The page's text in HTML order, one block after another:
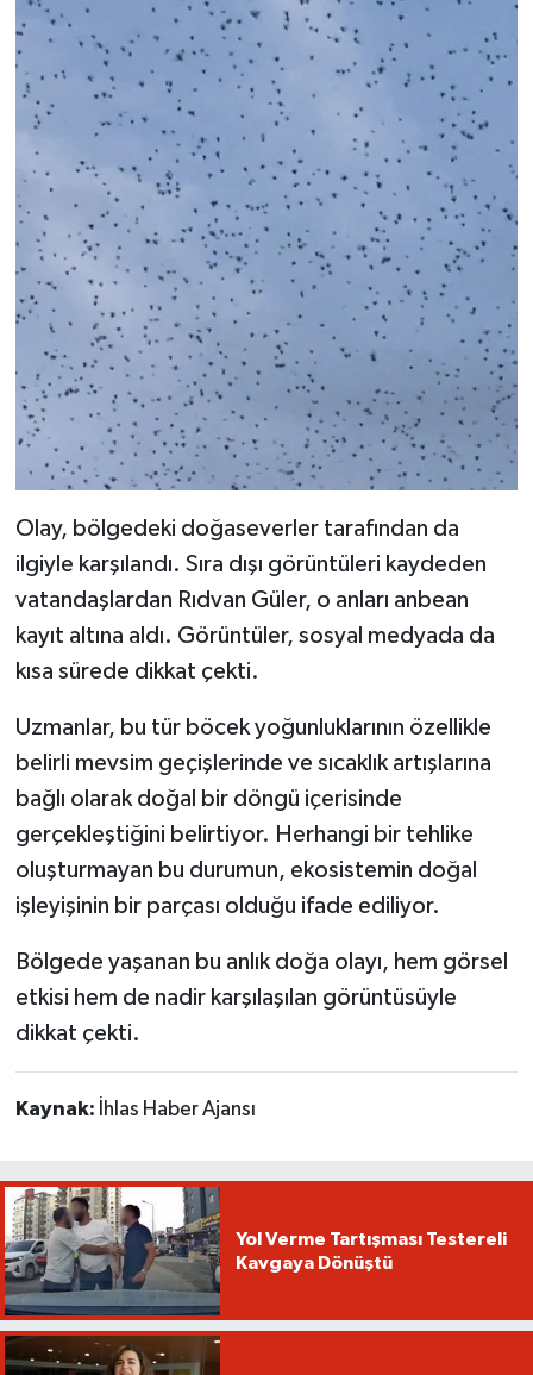
Olay, bölgedeki doğaseverler tarafından da
ilgiyle karşılandı. Sıra dışı görüntüleri kaydeden
vatandaşlardan Rıdvan Güler, o anları anbean
kayıt altına aldı. Görüntüler, sosyal medyada da
kısa sürede dikkat çekti.
Uzmanlar, bu tür böcek yoğunluklarının özellikle
belirli mevsim geçişlerinde ve sıcaklık artışlarına
bağlı olarak doğal bir döngü içerisinde
gerçekleştiğini belirtiyor. Herhangi bir tehlike
oluşturmayan bu durumun, ekosistemin doğal
işleyişinin bir parçası olduğu ifade ediliyor.
Bölgede yaşanan bu anlık doğa olayı, hem görsel
etkisi hem de nadir karşılaşılan görüntüsüyle
dikkat çekti.
Kaynak: İhlas Haber Ajansı
Yol Verme Tartışması Testereli
Kavgaya Dönüştü